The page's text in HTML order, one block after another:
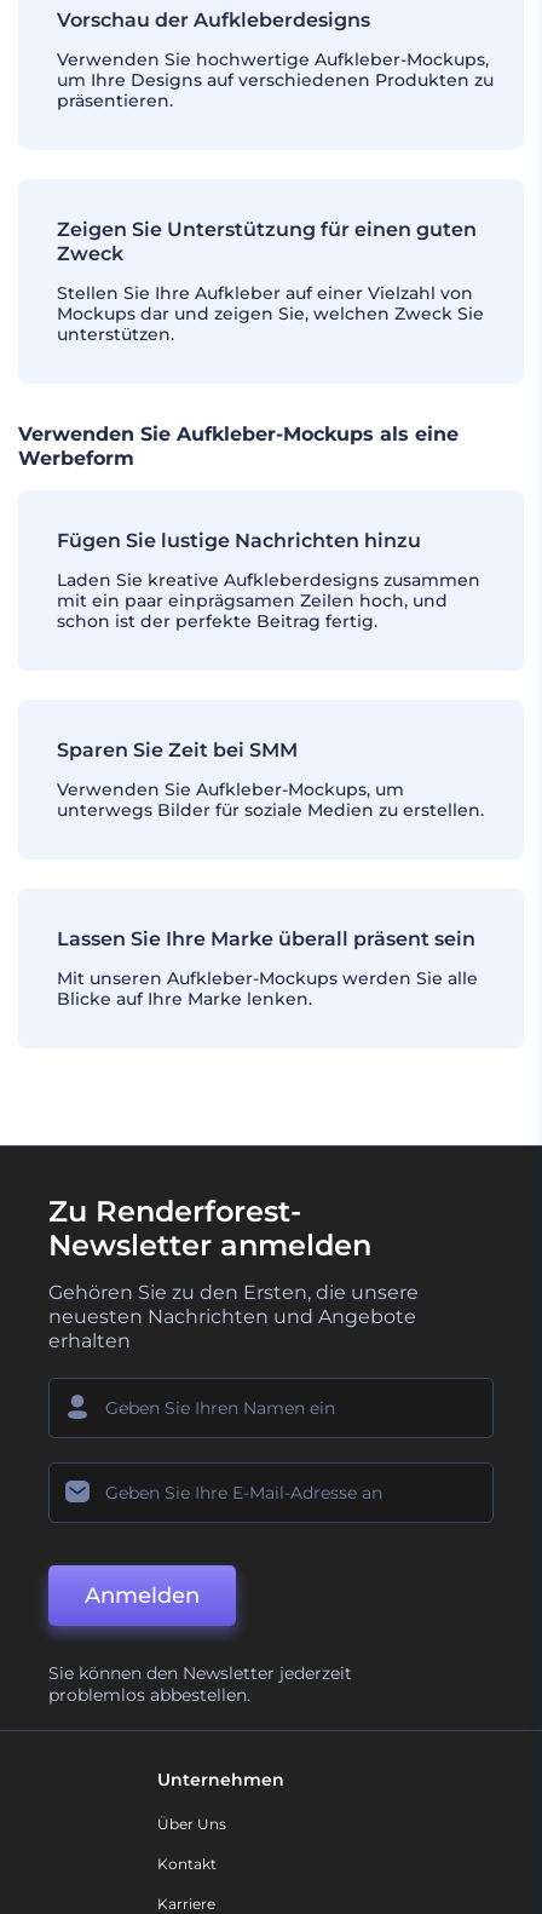
Vorschau der Aufkleberdesigns
Verwenden Sie hochwertige Aufkleber-Mockups,
um Ihre Designs auf verschiedenen Produkten zu
präsentieren.
Zeigen Sie Unterstützung für einen guten
Zweck
Stellen Sie Ihre Aufkleber auf einer Vielzahl von
Mockups dar und zeigen Sie, welchen Zweck Sie
unterstützen.
Verwenden Sie Aufkleber-Mockups als eine
Werbeform
Fügen Sie lustige Nachrichten hinzu
Laden Sie kreative Aufkleberdesigns zusammen
mit ein paar einprägsamen Zeilen hoch, und
schon ist der perfekte Beitrag fertig.
Sparen Sie Zeit bei SMM
Verwenden Sie Aufkleber-Mockups, um
unterwegs Bilder für soziale Medien zu erstellen.
Lassen Sie Ihre Marke überall präsent sein
Mit unseren Aufkleber-Mockups werden Sie alle
Blicke auf Ihre Marke lenken.
Zu Renderforest-
Newsletter anmelden
Gehören Sie zu den Ersten, die unsere
neuesten Nachrichten und Angebote
erhalten
Anmelden
Sie können den Newsletter jederzeit
problemlos abbestellen.
Unternehmen
Über Uns
Kontakt
Karriere